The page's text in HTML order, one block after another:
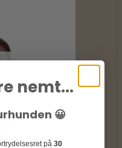
nemt...
😀
på 30